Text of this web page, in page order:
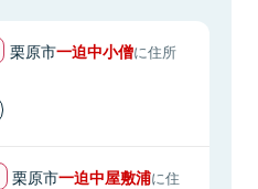
栗原市一迫中小僧に住所
栗原市一迫中屋敷浦に住